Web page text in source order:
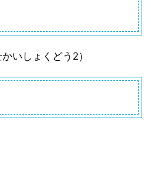
いしょくどう2）